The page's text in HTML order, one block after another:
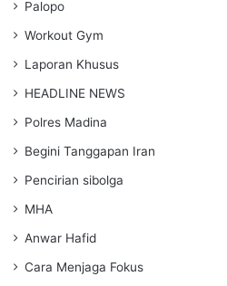
Palopo
Workout Gym
Laporan Khusus
HEADLINE NEWS
Polres Madina
Begini Tanggapan Iran
Pencirian sibolga
MHA
Anwar Hafid
Cara Menjaga Fokus